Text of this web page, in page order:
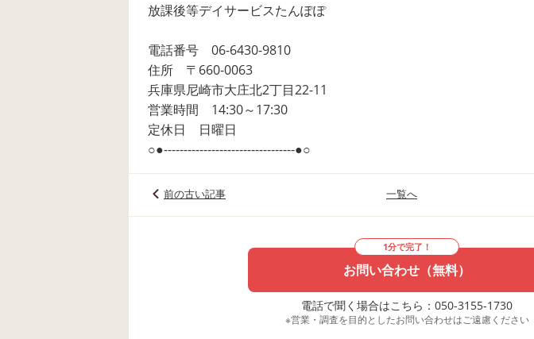
放課後等デイサービスたんぽぽ
電話番号 06-6430-9810
住所 〒660-0063
兵庫県尼崎市大庄北2丁目22-11
営業時間 14:30～17:30
定休日 日曜日
○●---------------------------------●○
前の古い記事 一覧へ
1分で完了！
お問い合わせ（無料）
電話で聞く場合はこちら：050-3155-1730
※営業・調査を目的としたお問い合わせはご遠慮ください